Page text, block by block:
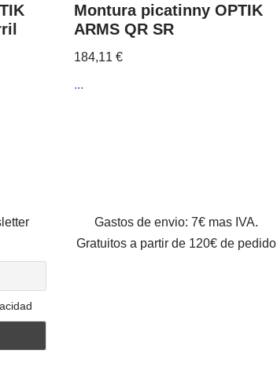
Montura picatinny OPTIK
ARMS QR SR
184,11 €
...
Gastos de envio: 7€ mas IVA.
Gratuitos a partir de 120€ de pedido